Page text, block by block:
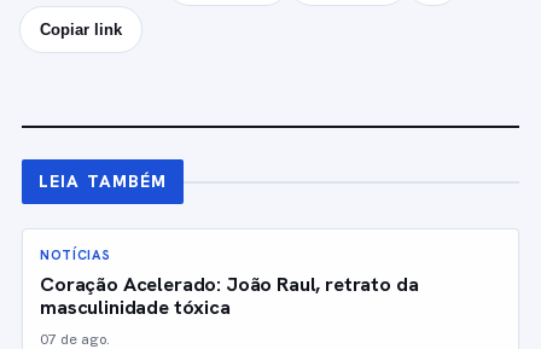
Copiar link
LEIA TAMBÉM
NOTÍCIAS
Coração Acelerado: João Raul, retrato da
masculinidade tóxica
07 de ago.